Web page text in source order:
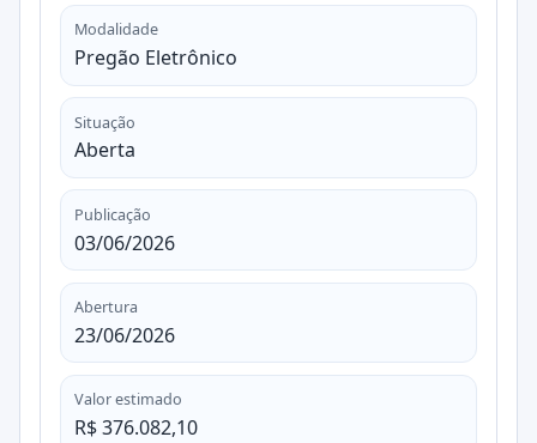
Modalidade
Pregão Eletrônico
Situação
Aberta
Publicação
03/06/2026
Abertura
23/06/2026
Valor estimado
R$ 376.082,10